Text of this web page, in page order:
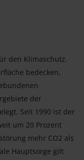
den Klimaschutz.
bedecken,
der
Seit 1990 ist der
um 20 Prozent
mehr CO2 als
Hauptsorge gilt